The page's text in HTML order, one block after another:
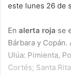
este lunes 26 de
En alerta roja se
Bárbara y
Ulúa: Pimienta,
Cortés; Santa